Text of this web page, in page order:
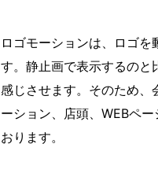
ロゴモーションは、ロゴ
す。静止画で表示するのと
感じさせます。そのため、
ーション、店頭、WEBペ
おります。